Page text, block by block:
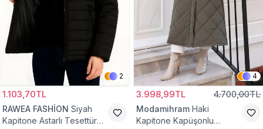
2
1.103,70TL
RAWEA FASHİON Siyah
Kapitone Astarlı Tesettür
4
3.998,99TL 4.700,00TL
Modamihram Haki
Kapitone Kapüşonlu